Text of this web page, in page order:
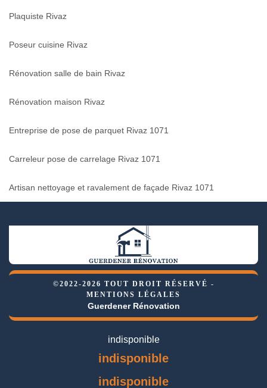
Plaquiste Rivaz
Poseur cuisine Rivaz
Rénovation salle de bain Rivaz
Rénovation maison Rivaz
Entreprise de pose de parquet Rivaz 1071
Carreleur pose de carrelage Rivaz 1071
Artisan nettoyage et ravalement de façade Rivaz 1071
©2022-2026 TOUT DROIT RÉSERVÉ -
MENTIONS LÉGALES
Guerdener Rénovation
indisponible
indisponible
indisponible